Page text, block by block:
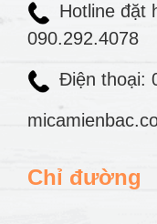
Hotline đặt
090.292.4078
Điện thoại:
Chỉ đường